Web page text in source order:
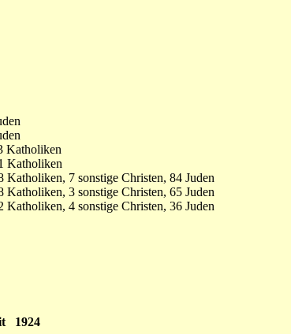
Katholiken
Katholiken
7 sonstige Christen, 84 Juden
3 sonstige Christen, 65 Juden
4 sonstige Christen, 36 Juden
1924